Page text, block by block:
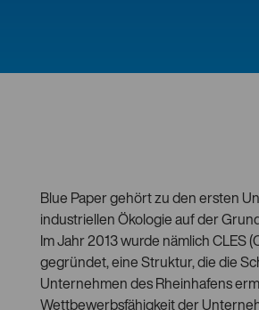
Blue Paper gehört zu den ersten
industriellen Ökologie auf der
Im Jahr 2013 wurde nämlich CLES
gegründet, eine Struktur, die die
Unternehmen des Rheinhafens
Wettbewerbsfähigkeit der